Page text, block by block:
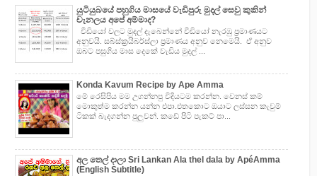
යුටියුබයේ පහුගිය මාසයේ වැඩිපුරු මුදල් සෙවු කුකින්
චැනලය අපේ අම්මාද?
වීඩියෝ වලට මුදල් දැබෙන්නේ වීඩියෝ නැරඹු ප්‍රමාණයට
අනුවයි. සබ්ස්ක්‍රයිබර්ස්ලා ප්‍රමාණය අනුව නෙමෙයි. ඒ අනුව
ඔබට පසුගිය මාස දෙකේ වැඩිය මුදල් ...
Konda Kavum Recipe by Ape Amma
මේ රෙසිපිය මම උගන්නපු විදියටම කරන්න. වෙනස් කම්
මොකුත්ම කරන්න යන්න එපා.එතකොට ඔයාට ලස්සන කැවුම්
ටිකක් බැදගන්න පුලුවන්. කඩේ පිටි පැකට් පා...
අල තෙල් දාලා Sri Lankan Ala thel dala by ApéAmma
(English Subtitle)